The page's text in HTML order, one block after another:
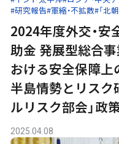
#研究報告#軍縮・不拡散#「北
2024年度外交・
助金 発展型総合事
おける安全保障上
半島情勢とリスク
ルリスク部会」政
2025.04.08